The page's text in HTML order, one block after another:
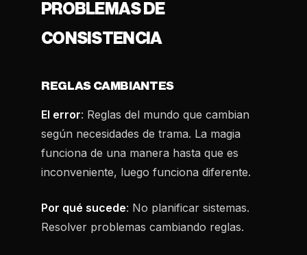
PROBLEMAS DE
CONSISTENCIA
REGLAS CAMBIANTES
El error: Reglas del mundo que cambian
según necesidades de trama. La magia
funciona de una manera hasta que es
inconveniente, luego funciona diferente.
Por qué sucede: No planificar sistemas.
Resolver problemas cambiando reglas.